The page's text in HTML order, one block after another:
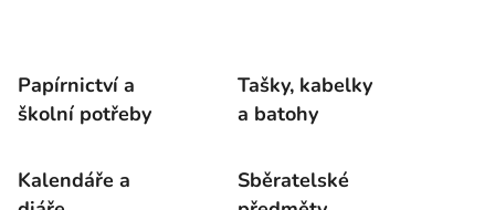
Papírnictví a
školní potřeby
Tašky, kabelky
a batohy
Kalendáře a
Sběratelské